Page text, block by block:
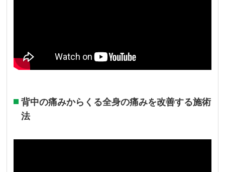
背中の痛みからくる全身の痛みを改善する施術
法